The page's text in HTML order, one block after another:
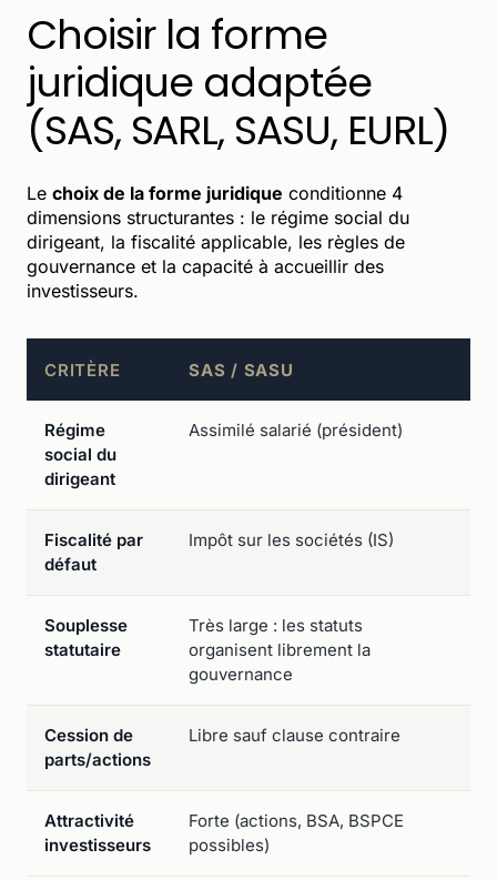
Choisir la forme
juridique adaptée
(SAS, SARL, SASU, EURL)
Le choix de la forme juridique conditionne 4
dimensions structurantes : le régime social du
dirigeant, la fiscalité applicable, les règles de
gouvernance et la capacité à accueillir des
investisseurs.
CRITÈRE SAS / SASU
Régime
social du
dirigeant
Assimilé salarié (président)
Fiscalité par
défaut
Impôt sur les sociétés (IS)
Souplesse
statutaire
Très large : les statuts
organisent librement la
gouvernance
Cession de
parts/actions
Libre sauf clause contraire
Attractivité
investisseurs
Forte (actions, BSA, BSPCE
possibles)